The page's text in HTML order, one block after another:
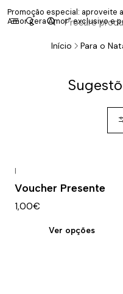
Promoção especial: aproveite
Amor gera Amor" exclusivo e
Início Para o
|
Voucher Presente
1,00€
Ver opções